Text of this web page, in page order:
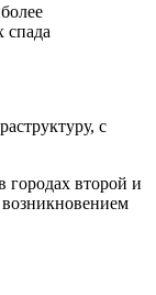
спада
с
городах второй и